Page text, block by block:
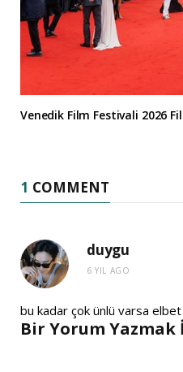
Venedik Film Festivali 2026
1 COMMENT
duygu
6 YIL AGO
bu kadar çok ünlü varsa
Bir Yorum Yazmak